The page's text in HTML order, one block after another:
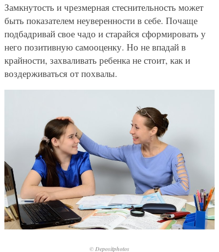
Замкнутость и чрезмерная стеснительность может
быть показателем неуверенности в себе. Почаще
подбадривай свое чадо и старайся сформировать у
него позитивную самооценку. Но не впадай в
крайности, захваливать ребенка не стоит, как и
воздерживаться от похвалы.
© Depositphotos